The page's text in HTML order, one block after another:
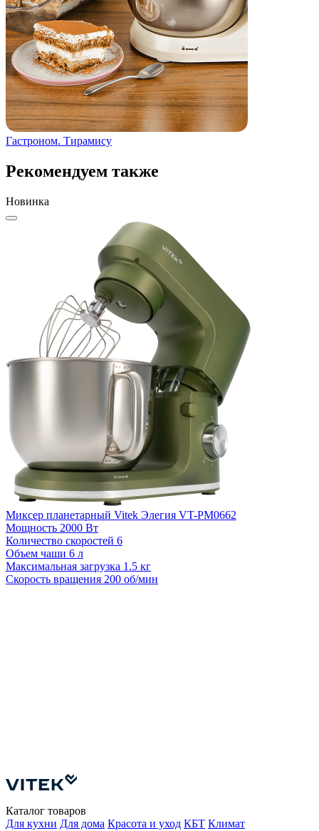
Гастроном. Тирамису
Рекомендуем также
Новинка
Миксер планетарный Vitek Элегия VT-PM0662
Мощность 2000 Вт
Количество скоростей 6
Объем чаши 6 л
Максимальная загрузка 1.5 кг
Скорость вращения 200 об/мин
Каталог товаров
Для кухни Для дома Красота и уход КБТ Климат